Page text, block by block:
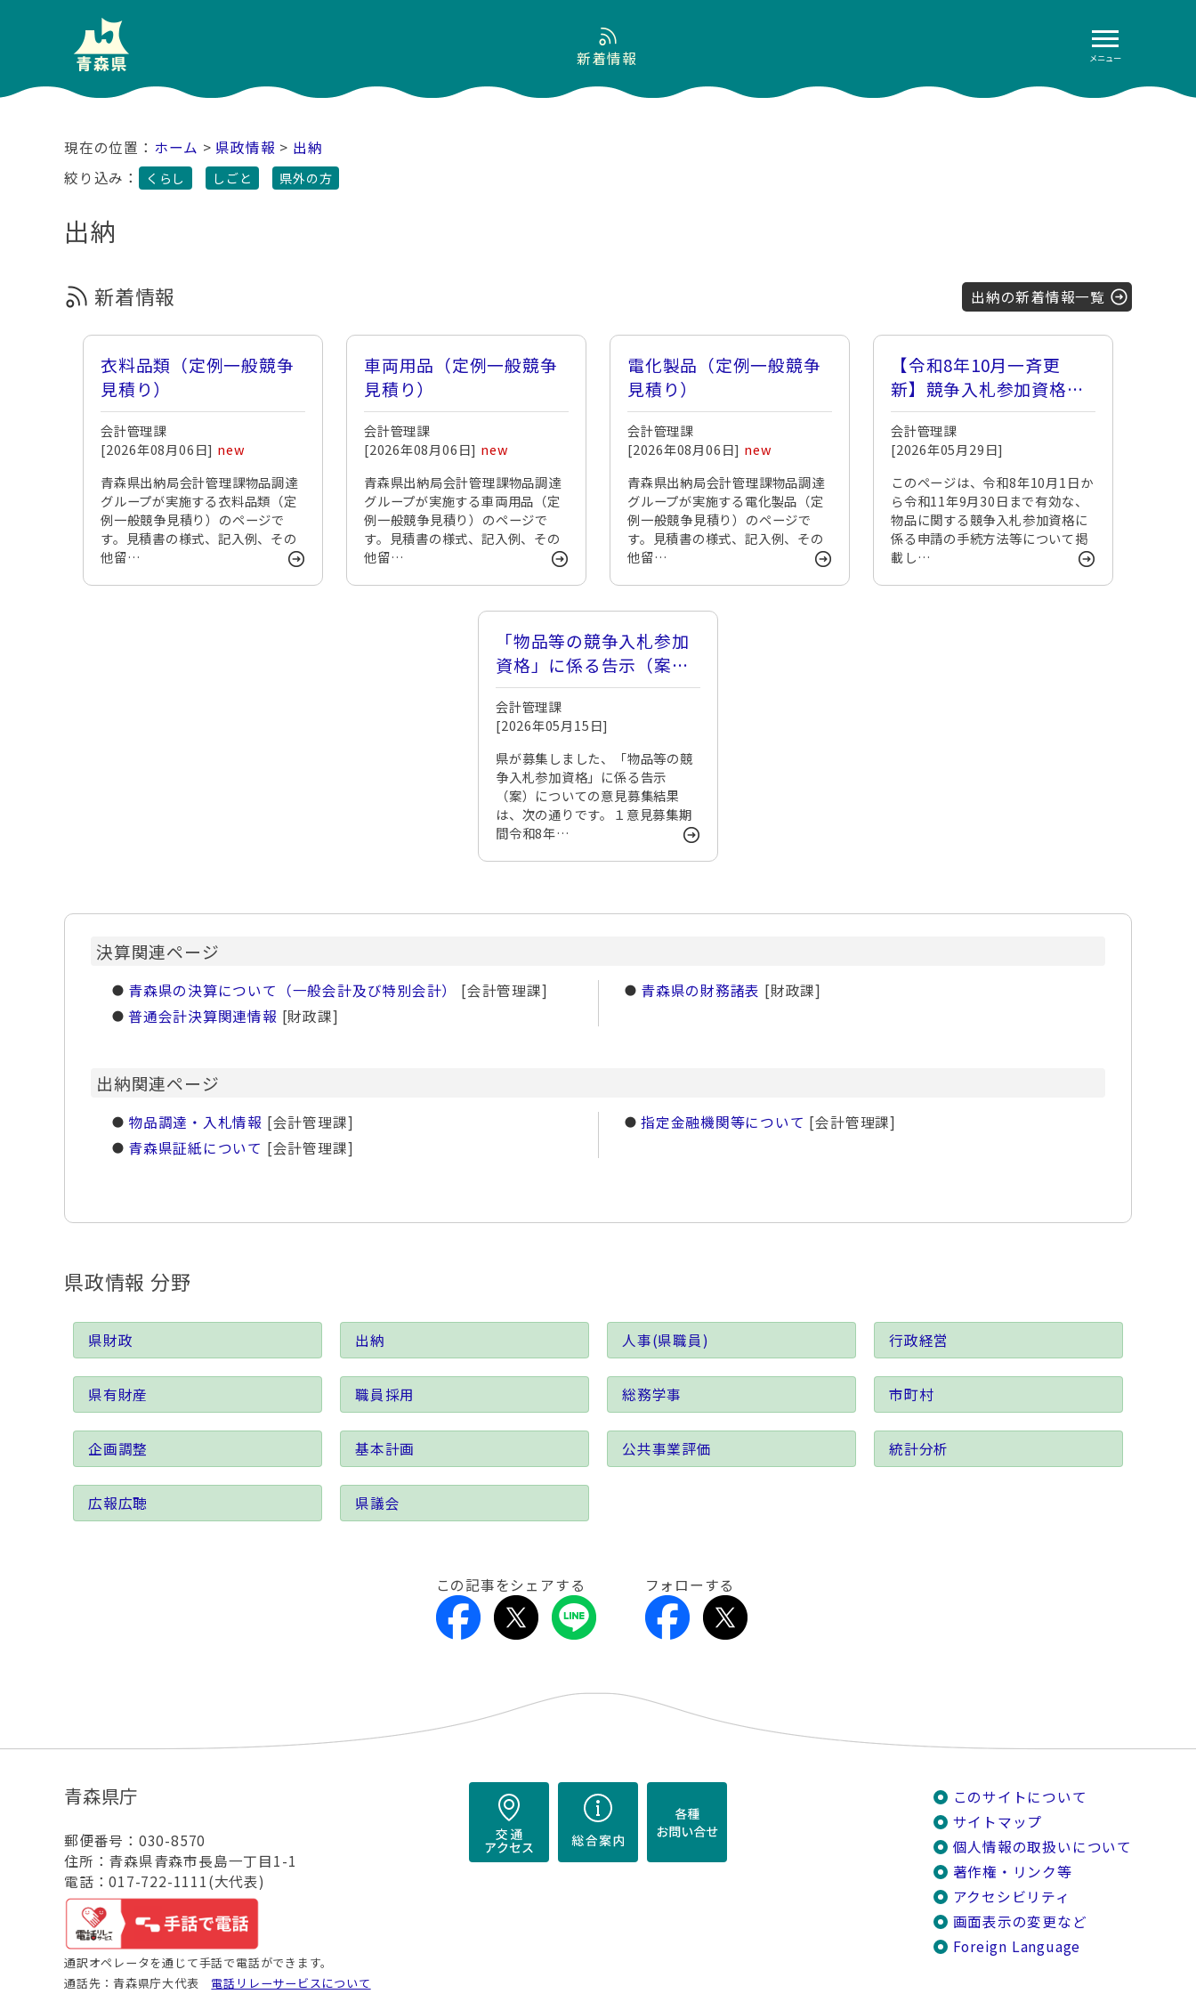
メニュー
新着情報
ホーム > 県政情報 > 出納
絞り込み：
くらし しごと 県外の方
出納
新着情報 出納の新着情報一覧
衣料品類（定例一般競争
見積り）
会計管理課
[2026年08月06日] new
青森県出納局会計管理課物品調達
グループが実施する衣料品類（定
例一般競争見積り）のページで
す。見積書の様式、記入例、その
他留…
車両用品（定例一般競争
見積り）
会計管理課
[2026年08月06日] new
青森県出納局会計管理課物品調達
グループが実施する車両用品（定
例一般競争見積り）のページで
す。見積書の様式、記入例、その
他留…
電化製品（定例一般競争
見積り）
会計管理課
[2026年08月06日] new
青森県出納局会計管理課物品調達
グループが実施する電化製品（定
例一般競争見積り）のページで
す。見積書の様式、記入例、その
他留…
【令和8年10月一斉更
新】競争入札参加資格
（物品）の申請手続きに
ついて
会計管理課
[2026年05月29日]
このページは、令和8年10月1日か
ら令和11年9月30日まで有効な、
物品に関する競争入札参加資格に
係る申請の手続方法等について掲
載し…
「物品等の競争入札参加
資格」に係る告示（案）
についての意見募集結果
会計管理課
[2026年05月15日]
県が募集しました、「物品等の競
争入札参加資格」に係る告示
（案）についての意見募集結果
は、次の通りです。１意見募集期
間令和8年…
決算関連ページ
青森県の決算について（一般会計及び特別会計）
[会計管理課]
普通会計決算関連情報 [財政課]
青森県の財務諸表 [財政課]
出納関連ページ
物品調達・入札情報 [会計管理課]
青森県証紙について [会計管理課]
指定金融機関等について [会計管理課]
県政情報 分野
県財政 出納 人事(県職員) 行政経営
県有財産 職員採用 総務学事 市町村
企画調整 基本計画 公共事業評価 統計分析
広報広聴 県議会
この記事をシェアする フォローする
青森県庁
郵便番号：030-8570
住所：青森県青森市長島一丁目1-1
電話：017-722-1111(大代表)
通訳オペレータを通じて手話で電話ができます。
通話先：青森県庁大代表 電話リレーサービスについて
このサイトについて
サイトマップ
個人情報の取扱いについて
著作権・リンク等
アクセシビリティ
画面表示の変更など
Foreign Language